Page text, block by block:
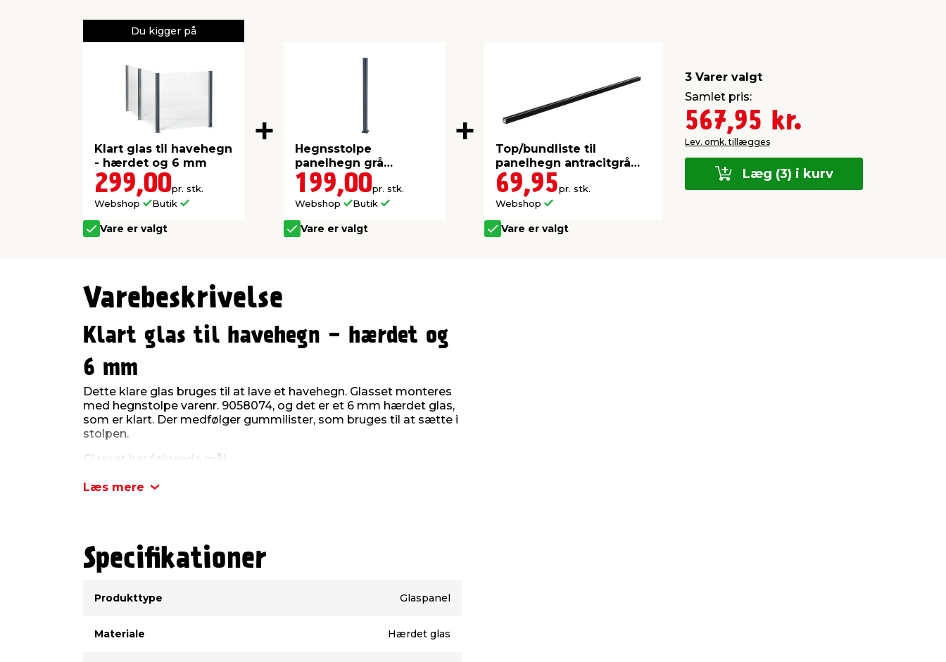
Du kigger på
Klart glas til havehegn
- hærdet og 6 mm
299,00pr. stk.
Webshop
Butik
Vare er valgt
Hegnsstolpe
panelhegn grå
aluminium H95 cm
199,00pr. stk.
Webshop
Butik
Vare er valgt
Top/bundliste til
panelhegn antracitgrå
87,3 cm
69,95pr. stk.
Webshop
Vare er valgt
3 Varer valgt
Samlet pris:
567,95 kr.
Lev. omk. tillægges
Læg (3) i kurv
Varebeskrivelse
Klart glas til havehegn - hærdet og
6 mm
Dette klare glas bruges til at lave et havehegn. Glasset monteres
med hegnstolpe varenr. 9058074, og det er et 6 mm hærdet glas,
som er klart. Der medfølger gummilister, som bruges til at sætte i
stolpen.
Glasset har følgende mål:
Højde: 92 cm
Hegnet kan ikke bruges som værn.
Læs mere
Specifikationer
Produkttype
Glaspanel
Materiale Hærdet glas